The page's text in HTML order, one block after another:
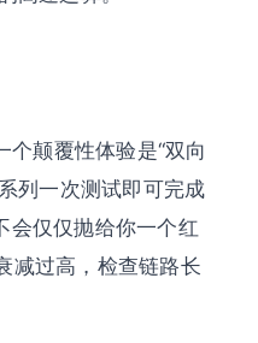
颠覆性体验是“双向
列一次测试即可完成
会仅仅抛给你一个红
减过高，检查链路长